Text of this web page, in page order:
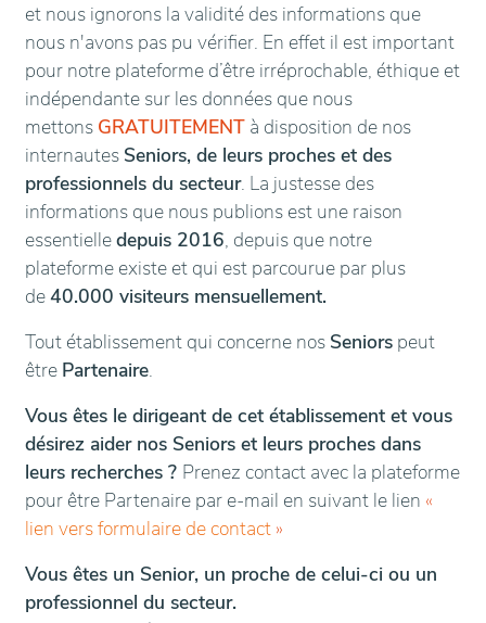
et nous ignorons la validité des informations que
nous n'avons pas pu vérifier. En effet il est important
pour notre plateforme d’être irréprochable, éthique et
indépendante sur les données que nous
mettons GRATUITEMENT à disposition de nos
internautes Seniors, de leurs proches et des
professionnels du secteur. La justesse des
informations que nous publions est une raison
essentielledepuis 2016, depuis que notre
plateforme existe et qui est parcourue par plus
de40.000 visiteurs mensuellement.
Tout établissement qui concerne nos Seniors peut
être Partenaire.
Vous êtes le dirigeant de cet établissement et vous
désirez aider nos Seniors et leurs proches dans
leurs recherches ? Prenez contact avec la plateforme
pour être Partenaire par e-mail en suivant le lien «
lien vers formulaire de contact »
Vous êtes un Senior, un proche de celui-ci ou un
professionnel du secteur.